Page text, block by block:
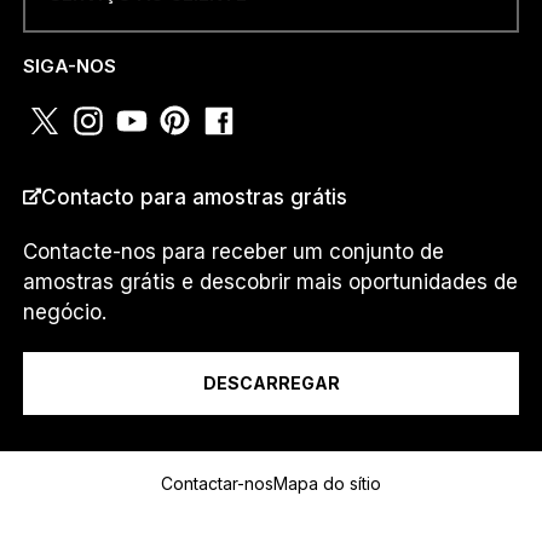
P
u
.
.
Eu sou um...
SIGA-NOS
Contacto para amostras grátis
Contacte-nos para receber um conjunto de
amostras grátis e descobrir mais oportunidades de
negócio.
DESCARREGAR
Contactar-nosMapa do sítio